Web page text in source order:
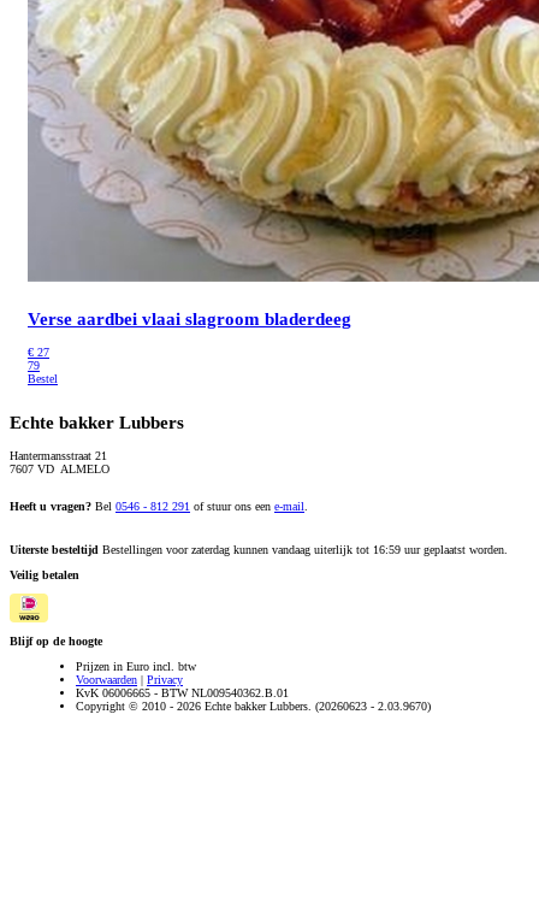
Verse aardbei vlaai slagroom bladerdeeg
€ 27
79
Bestel
Echte bakker Lubbers
Hantermansstraat 21
7607 VD ALMELO
Heeft u vragen? Bel 0546 - 812 291 of stuur ons een e-mail
Uiterste besteltijd Bestellingen voor zaterdag kunnen vandaag uiterlijk tot 16:59 uur geplaatst worden.
Veilig betalen
Blijf op de hoogte
Prijzen in Euro incl. btw
Voorwaarden | Privacy
KvK 06006665 - BTW NL009540362.B.01
Copyright © 2010 - 2026 Echte bakker Lubbers. (20260623 - 2.03.9670)